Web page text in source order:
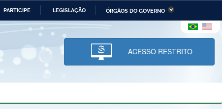
PARTICIPE LEGISLAÇÃO ÓRGÃOS DO GOVERNO
da Economia Ministério da Infraestrutura
Ministério da Ciência,
Tecnologia, Inovações e
Comunicações
Direitos Humanos
ACESSO RESTRITO